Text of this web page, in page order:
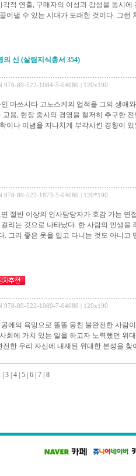
적 연출, 구매자의 이성과 감성을 동시에
어낼 수 있는 시대가 도래한 것이다. 그런
신 (살림지식총서 354)
978-89-522-1084-5-04080 | 120x190
마쓰시타 고노스케의 업적을 그의 생애
용, 현장 중시의 경영을 철저히 추구한
이나 이념을 지나치게 부각시킨 경향이 있
978-89-522-1873-5-04080 | 120*190
절반 이상의 인사담당자가 호감 가는 면
리는 것으로 나타났다. 한 사람의 인생을
. 그리 좋은 옷을 입고 다니는 것도 아니고
978-89-522-1080-7-04080 | 120x190
에의 욕망으로 똘똘 뭉친 불완전한 사람
회에 가치 있는 일을 하고자 노력했던 위
한 우리 자신에 내재된 위대한 본성을 찾
| 3| 4| 5| 6| 7| 8